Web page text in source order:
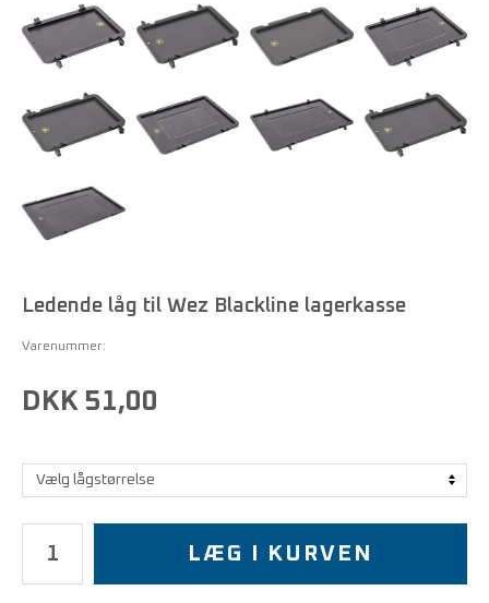
Ledende låg til Wez Blackline lagerkasse
Varenummer:
DKK 51,00
LÆG I KURVEN